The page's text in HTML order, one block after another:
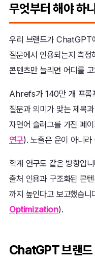
무엇부터 해야 하
우리 브랜드가 ChatGPT
질문에서 인용되는지 측정
콘텐츠만 늘리면 어디를
Ahrefs가 140만 개 프롬
질문과 의미가 맞는 제목
자연어 슬러그를 가진 페
연구). 노출은 운이 아니라
학계 연구도 같은 방향입
출처 인용과 구조화된 콘
까지 높인다고 보고했습니
Optimization).
ChatGPT 브랜드